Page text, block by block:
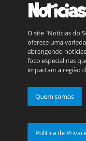
O site "Notícias do
oferece uma
abrangendo
foco especial nas
impactam a região
Quem somos
Politica de